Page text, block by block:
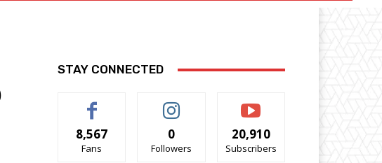
STAY CONNECTED
8,567
Fans
0
Followers
20,910
Subscribers